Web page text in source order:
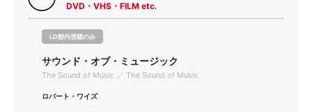
DVD・VHS・FILM etc.
LD館内視聴のみ
サウンド・オブ・ミュージック
The Sound of Music ／ The Sound of Music
ロバート・ワイズ